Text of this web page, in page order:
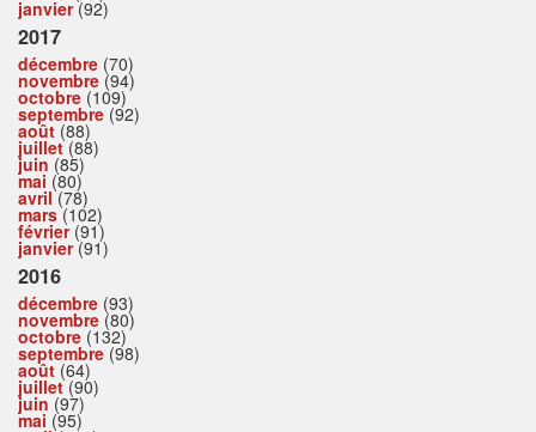
janvier(92)
2017
décembre (70)
novembre (94)
octobre (109)
septembre (92)
août (88)
juillet(88)
juin (85)
mai (80)
avril(78)
mars(102)
février(91)
janvier(91)
2016
décembre (93)
novembre (80)
octobre (132)
septembre (98)
août (64)
juillet(90)
juin (97)
mai (95)